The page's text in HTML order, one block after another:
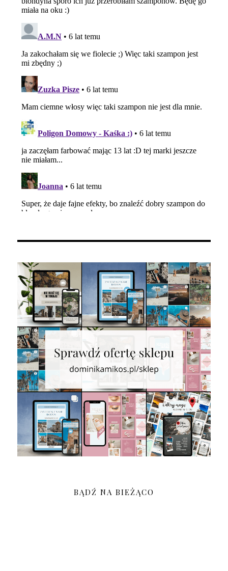
BĄDŹ NA BIEŻĄCO